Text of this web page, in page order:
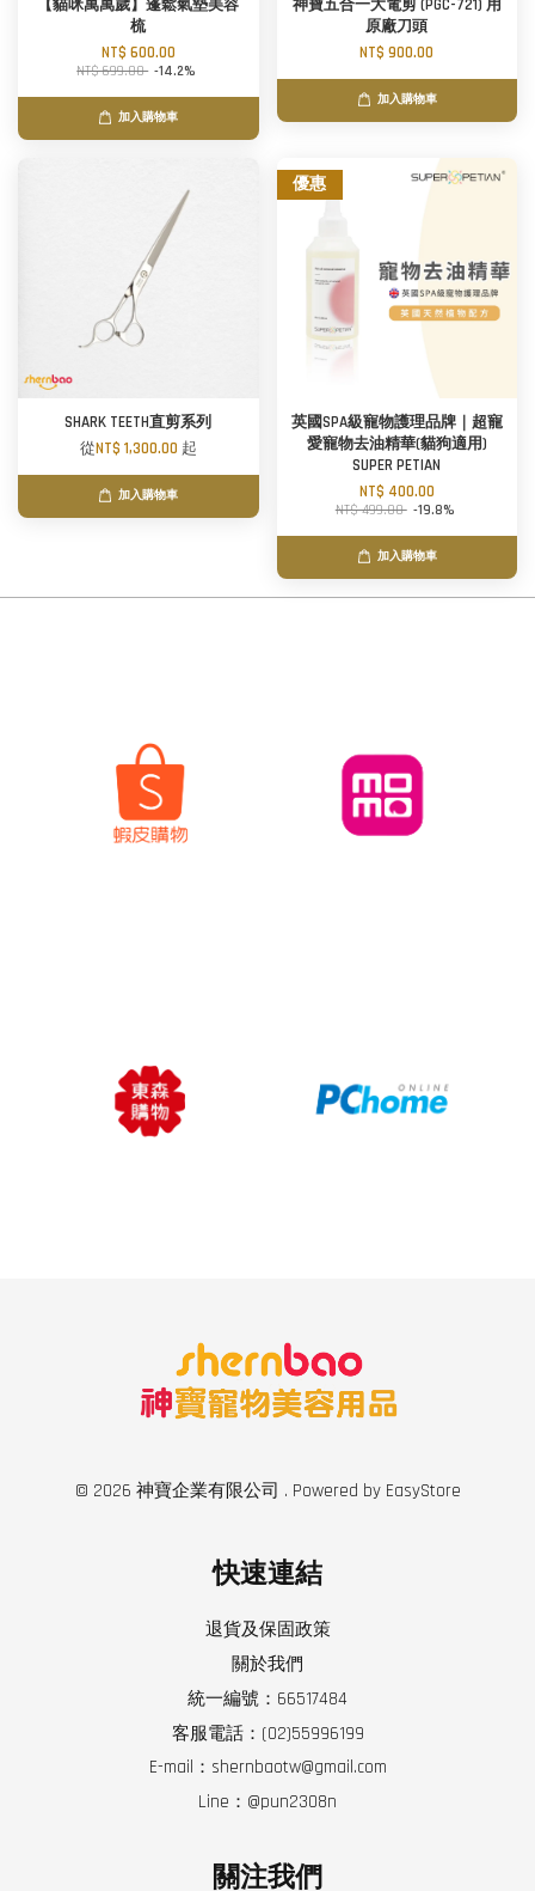
【貓咪萬萬歲】蓬鬆氣墊美容
梳
NT$ 600.00
NT$ 699.00 -14.2%
加入購物車
神寶五合一大電剪 (PGC-721) 用
原廠刀頭
NT$ 900.00
加入購物車
SHARK TEETH直剪系列
從NT$ 1,300.00 起
加入購物車
優惠
英國SPA級寵物護理品牌｜超寵
愛寵物去油精華(貓狗適用)
SUPER PETIAN
NT$ 400.00
NT$ 499.00 -19.8%
加入購物車
© 2026 神寶企業有限公司 . Powered by EasyStore
快速連結
退貨及保固政策
關於我們
統一編號：66517484
客服電話：(02)55996199
E-mail：shernbaotw@gmail.com
Line：@pun2308n
關注我們